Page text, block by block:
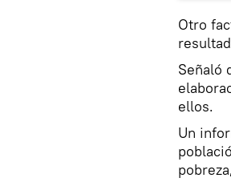
Otro
Señaló
ellos.
Un